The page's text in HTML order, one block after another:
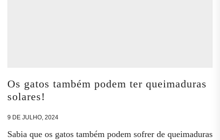
Os gatos também podem ter queimaduras
solares!
9 DE JULHO, 2024
Sabia que os gatos também podem sofrer de queimaduras